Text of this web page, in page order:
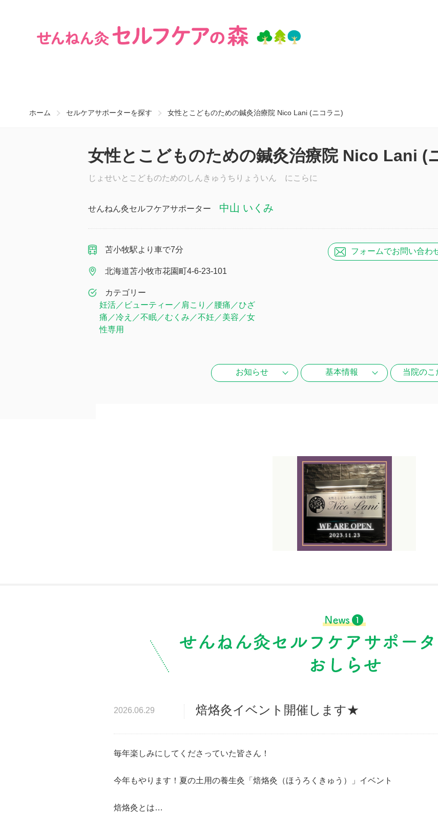
ホーム セルケアサポーターを探す 女性とこどものための鍼灸治療院 Nico Lani (ニコラニ)
女性とこどものための鍼灸治療院 Nico Lani (
じょせいとこどものためのしんきゅうちりょういん にこらに
せんねん灸セルフケアサポーター 中山 いくみ
苫小牧駅より車で7分
北海道苫小牧市花園町4-6-23-101
カテゴリー
妊活／ビューティー／肩こり／腰痛／ひざ
痛／冷え／不眠／むくみ／不妊／美容／女
性専用
フォームでお問い合わ
お知らせ 基本情報 当院のこ
2026.06.29 焙烙灸イベント開催します★
毎年楽しみにしてくださっていた皆さん！
今年もやります！夏の土用の養生灸「焙烙灸（ほうろくきゅう）」イベント
焙烙灸とは…